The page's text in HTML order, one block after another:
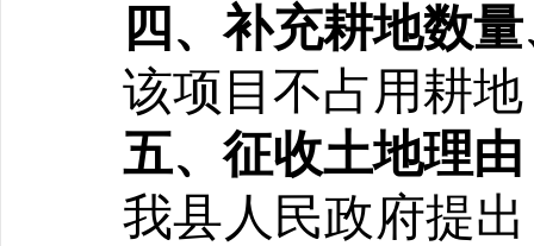
四、补充耕地数
该项目不占用耕
五、征收土地理由
我县 人民政府提